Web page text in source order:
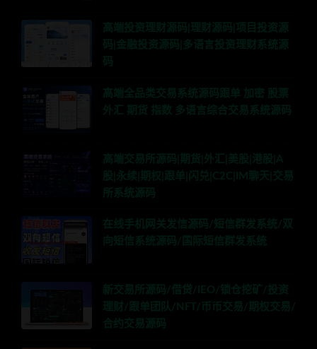
高端投资理财源码|理财源码|项目投资源
码|金融投资源码|多语言投资理财系统源
码
高端全品类交易系统源码跟单 加密 股票
外汇 期货 指数 多语言综合交易系统源码
高端交易所源码|期货|外汇|美股|港股|A
股|永续|期权|跟单|闪兑|C2C|IM聊天|交易
所系统源码
在线手机网关发信源码/短信群发系统/双
向短信系统源码/国际短信群发系统
新交易所源码/借贷/IEO/锁仓挖矿/投资
理财/跟单团队/NFT/币币交易/期权交易/
合约交易源码